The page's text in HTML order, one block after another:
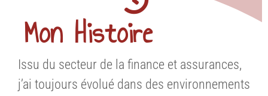
Mon Histoire
Issu du secteur de la finance et assurances,
j’ai toujours évolué dans des environnements